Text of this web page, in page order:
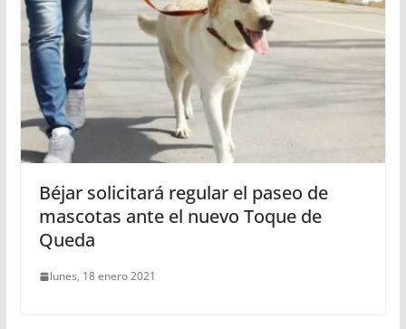
Béjar solicitará regular el paseo de
mascotas ante el nuevo Toque de
Queda
lunes, 18 enero 2021